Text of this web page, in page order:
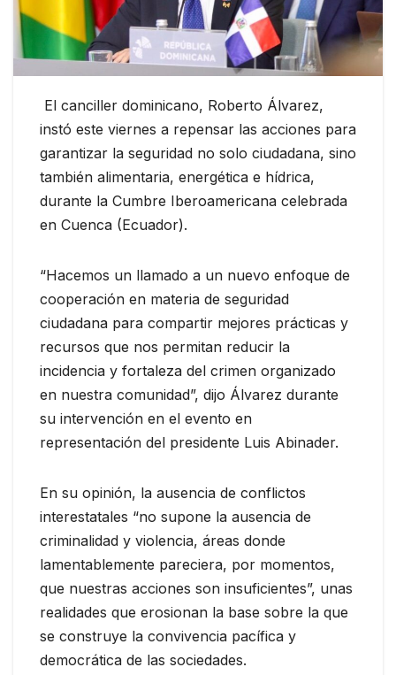
El canciller dominicano, Roberto Álvarez,
instó este viernes a repensar las acciones para
garantizar la seguridad no solo ciudadana, sino
también alimentaria, energética e hídrica,
durante la Cumbre Iberoamericana celebrada
en Cuenca (Ecuador).
“Hacemos un llamado a un nuevo enfoque de
cooperación en materia de seguridad
ciudadana para compartir mejores prácticas y
recursos que nos permitan reducir la
incidencia y fortaleza del crimen organizado
en nuestra comunidad”, dijo Álvarez durante
su intervención en el evento en
representación del presidente Luis Abinader.
En su opinión, la ausencia de conflictos
interestatales “no supone la ausencia de
criminalidad y violencia, áreas donde
lamentablemente pareciera, por momentos,
que nuestras acciones son insuficientes”, unas
realidades que erosionan la base sobre la que
se construye la convivencia pacífica y
democrática de las sociedades.